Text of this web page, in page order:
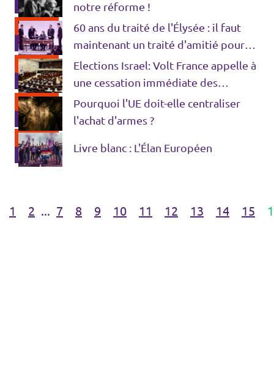
notre réforme !
60 ans du traité de l'Élysée : il faut
maintenant un traité d'amitié pour
l'Europe !
Elections Israel: Volt France appelle à
une cessation immédiate des
violences entre Israël et la Palestine
Pourquoi l'UE doit-elle centraliser
l'achat d'armes ?
Livre blanc : L'Élan Européen
1 2 ... 7 8 9 10 11 12 13 14 15